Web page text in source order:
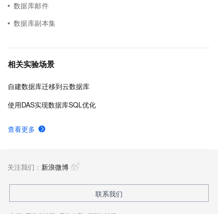
数据库邮件
数据库副本集
相关实验场景
自建数据库迁移到云数据库
使用DAS实现数据库SQL优化
查看更多
关注我们： 新浪微博
联系我们